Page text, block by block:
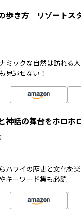
歩き方 リゾートス
ミックな自然は訪れる
見逃せない！
神話の舞台をホロ
ハワイの歴史と文化を
キーワード集も必読